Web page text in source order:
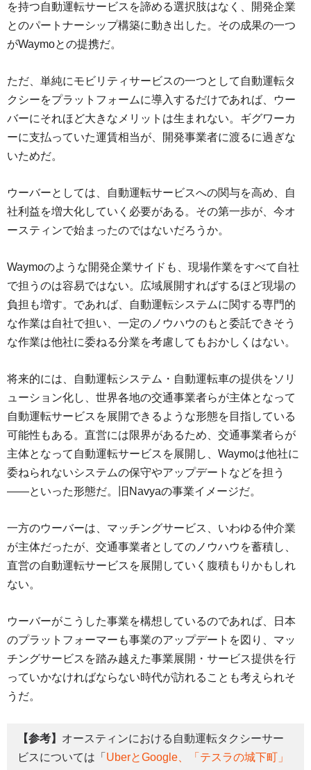
を持つ自動運転サービスを諦める選択肢はなく、開発企業
とのパートナーシップ構築に動き出した。その成果の一つ
がWaymoとの提携だ。
ただ、単純にモビリティサービスの一つとして自動運転タ
クシーをプラットフォームに導入するだけであれば、ウー
バーにそれほど大きなメリットは生まれない。ギグワーカ
ーに支払っていた運賃相当が、開発事業者に渡るに過ぎな
いためだ。
ウーバーとしては、自動運転サービスへの関与を高め、自
社利益を増大化していく必要がある。その第一歩が、今オ
ースティンで始まったのではないだろうか。
Waymoのような開発企業サイドも、現場作業をすべて自社
で担うのは容易ではない。広域展開すればするほど現場の
負担も増す。であれば、自動運転システムに関する専門的
な作業は自社で担い、一定のノウハウのもと委託できそう
な作業は他社に委ねる分業を考慮してもおかしくはない。
将来的には、自動運転システム・自動運転車の提供をソリ
ューション化し、世界各地の交通事業者らが主体となって
自動運転サービスを展開できるような形態を目指している
可能性もある。直営には限界があるため、交通事業者らが
主体となって自動運転サービスを展開し、Waymoは他社に
委ねられないシステムの保守やアップデートなどを担う
――といった形態だ。旧Navyaの事業イメージだ。
一方のウーバーは、マッチングサービス、いわゆる仲介業
が主体だったが、交通事業者としてのノウハウを蓄積し、
直営の自動運転サービスを展開していく腹積もりかもしれ
ない。
ウーバーがこうした事業を構想しているのであれば、日本
のプラットフォーマーも事業のアップデートを図り、マッ
チングサービスを踏み越えた事業展開・サービス提供を行
っていかなければならない時代が訪れることも考えられそ
うだ。
【参考】 オースティンにおける自動運転タクシーサー
ビスについては「 UberとGoogle、「テスラの城下町」